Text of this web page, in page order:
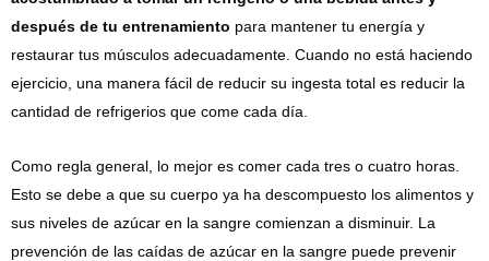
después de tu entrenamiento para mantener tu energía y
restaurar tus músculos adecuadamente. Cuando no está haciendo
ejercicio, una manera fácil de reducir su ingesta total es reducir la
cantidad de refrigerios que come cada día.
Como regla general, lo mejor es comer cada tres o cuatro horas.
Esto se debe a que su cuerpo ya ha descompuesto los alimentos y
sus niveles de azúcar en la sangre comienzan a disminuir. La
prevención de las caídas de azúcar en la sangre puede prevenir